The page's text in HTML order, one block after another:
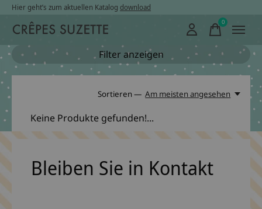
Hier geht’s zum aktuellen Katalog download
0items
Filter anzeigen
Sortieren — Am meisten angesehen
Keine Produkte gefunden!...
Bleiben Sie in Kontakt